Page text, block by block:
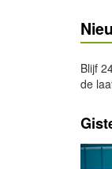
Blijf
de